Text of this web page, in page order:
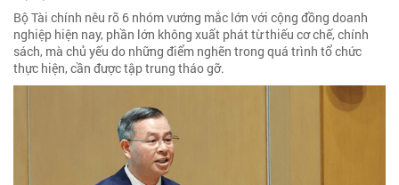
Bộ Tài chính nêu rõ 6 nhóm vướng mắc lớn với cộng đồng doanh
nghiệp hiện nay, phần lớn không xuất phát từ thiếu cơ chế, chính
sách, mà chủ yếu do những điểm nghẽn trong quá trình tổ chức
thực hiện, cần được tập trung tháo gỡ.